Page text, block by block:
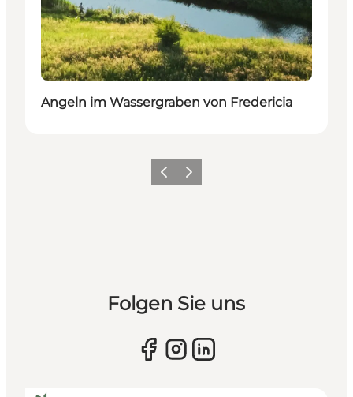
Angeln im Wassergraben von Fredericia
Vorherige Folie
Nächste Folie
Folgen Sie uns